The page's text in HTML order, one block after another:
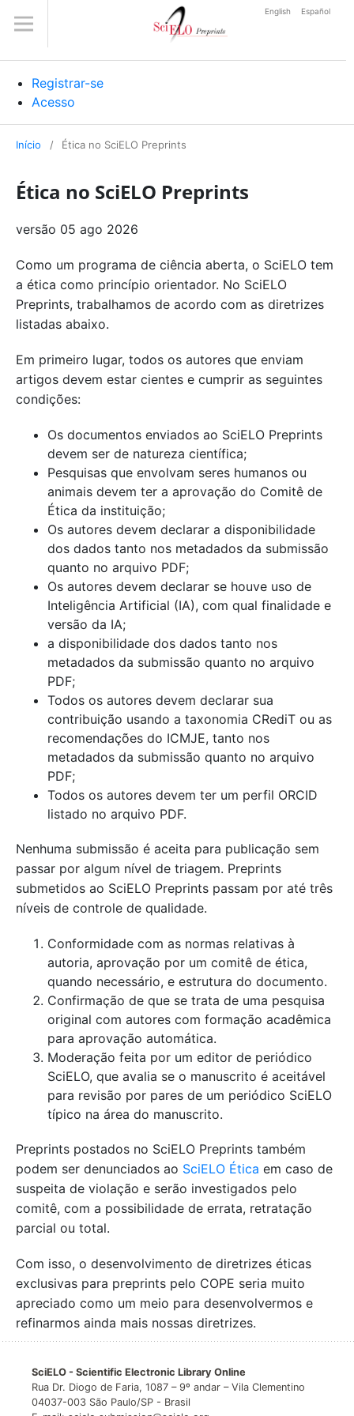
Registrar-se
Acesso
English Español
Início / Ética no SciELO Preprints
Ética no SciELO Preprints
versão 05 ago 2026
Como um programa de ciência aberta, o SciELO tem
a ética como princípio orientador. No SciELO
Preprints, trabalhamos de acordo com as diretrizes
listadas abaixo.
Em primeiro lugar, todos os autores que enviam
artigos devem estar cientes e cumprir as seguintes
condições:
Os documentos enviados ao SciELO Preprints
devem ser de natureza científica;
Pesquisas que envolvam seres humanos ou
animais devem ter a aprovação do Comitê de
Ética da instituição;
Os autores devem declarar a disponibilidade
dos dados tanto nos metadados da submissão
quanto no arquivo PDF;
Os autores devem declarar se houve uso de
Inteligência Artificial (IA), com qual finalidade e
versão da IA;
a disponibilidade dos dados tanto nos
metadados da submissão quanto no arquivo
PDF;
Todos os autores devem declarar sua
contribuição usando a taxonomia CRediT ou as
recomendações do ICMJE, tanto nos
metadados da submissão quanto no arquivo
PDF;
Todos os autores devem ter um perfil ORCID
listado no arquivo PDF.
Nenhuma submissão é aceita para publicação sem
passar por algum nível de triagem. Preprints
submetidos ao SciELO Preprints passam por até três
níveis de controle de qualidade.
Conformidade com as normas relativas à
autoria, aprovação por um comitê de ética,
quando necessário, e estrutura do documento.
Confirmação de que se trata de uma pesquisa
original com autores com formação acadêmica
para aprovação automática.
Moderação feita por um editor de periódico
SciELO, que avalia se o manuscrito é aceitável
para revisão por pares de um periódico SciELO
típico na área do manuscrito.
Preprints postados no SciELO Preprints também
podem ser denunciados ao SciELO Ética em caso de
suspeita de violação e serão investigados pelo
comitê, com a possibilidade de errata, retratação
parcial ou total.
Com isso, o desenvolvimento de diretrizes éticas
exclusivas para preprints pelo COPE seria muito
apreciado como um meio para desenvolvermos e
refinarmos ainda mais nossas diretrizes.
SciELO - Scientific Electronic Library Online
Rua Dr. Diogo de Faria, 1087 – 9º andar – Vila Clementino
04037-003 São Paulo/SP - Brasil